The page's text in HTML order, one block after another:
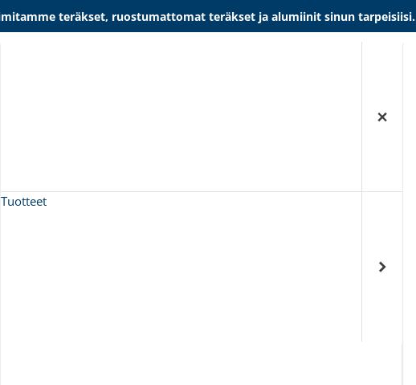
teräkset, ruostumattomat teräkset ja alumiinit sinun tarpeisiisi.
Tuotteet